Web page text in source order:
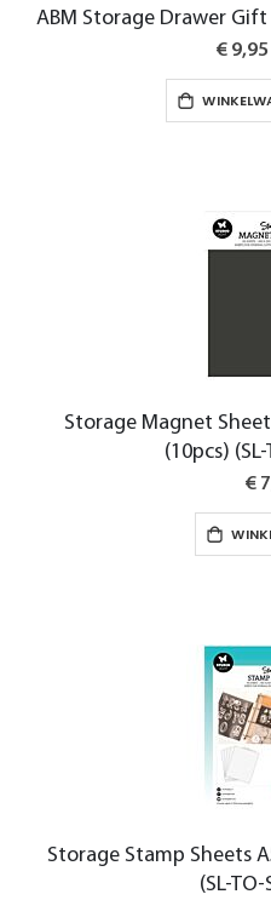
ABM Storage Drawer Gift
€ 9,95
Storage Magnet
(10pcs)
€
Storage Stamp Sheets
(SL-TO-